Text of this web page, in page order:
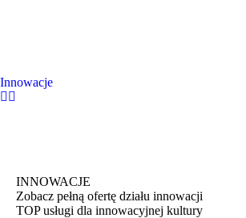
Innowacje
INNOWACJE
Zobacz pełną ofertę działu innowacji
TOP usługi dla innowacyjnej kultury